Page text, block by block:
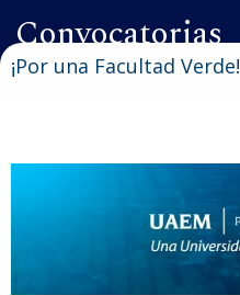
Convocatorias
¡Por una Facultad Verde!